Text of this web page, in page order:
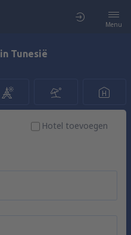
Menu
in Tunesië
Hotel toevoegen